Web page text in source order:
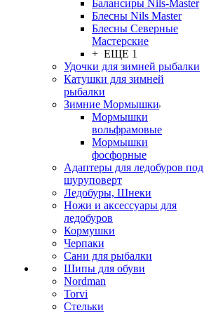
Балансиры Nils-Master
Блесны Nils Master
Блесны Северные
Мастерские
+ ЕЩЕ 1
Удочки для зимней рыбалки
Катушки для зимней
рыбалки
Зимние Мормышки
Мормышки
вольфрамовые
Мормышки
фосфорные
Адаптеры для ледобуров под
шуруповерт
Ледобуры, Шнеки
Ножи и аксессуары для
ледобуров
Кормушки
Черпаки
Сани для рыбалки
Шипы для обуви
Nordman
Torvi
Стельки